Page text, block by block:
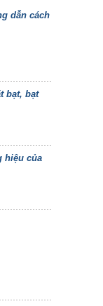
dẫn cách
bạt, bạt
hiệu của